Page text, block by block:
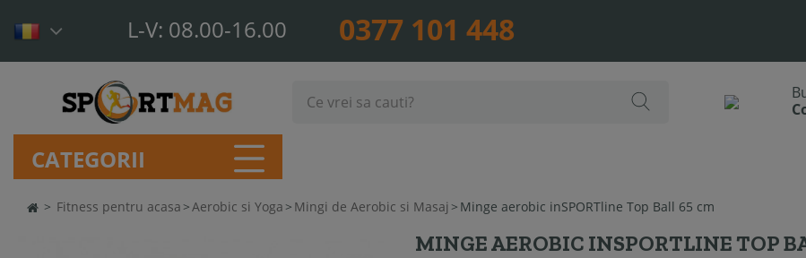
L-V: 08.00-16.00 0377 101 448
CATEGORII
> Fitness pentru acasa >Aerobic si Yoga > Mingi de Aerobic si Masaj > Minge aerobic inSPORTline Top Ball 65 cm
MINGE AEROBIC INSPORTLINE TOP